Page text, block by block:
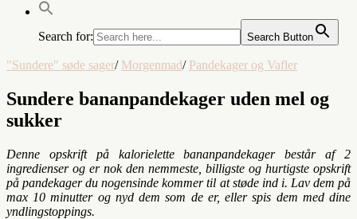
Search for: Search Button
"Sundere" søde sager/ Morgenmad/ Pandekager og Vafler
Sundere bananpandekager uden mel og
sukker
Denne opskrift på kalorielette bananpandekager består af 2
ingredienser og er nok den nemmeste, billigste og hurtigste opskrift
på pandekager du nogensinde kommer til at støde ind i. Lav dem på
max 10 minutter og nyd dem som de er, eller spis dem med dine
yndlingstoppings.